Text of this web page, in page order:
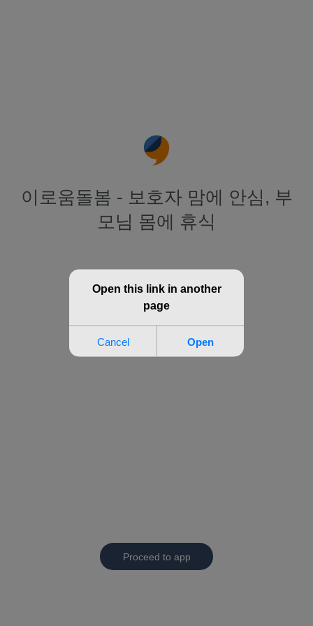
이로움돌봄 - 보호자 맘에 안심, 부
모님 몸에 휴식
Proceed to app